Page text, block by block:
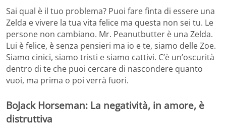
Sai qual è il tuo problema? Puoi fare finta di essere una
Zelda e vivere la tua vita felice ma questa non sei tu. Le
persone non cambiano. Mr. Peanutbutter è una Zelda.
Lui è felice, è senza pensieri ma io e te, siamo delle Zoe.
Siamo cinici, siamo tristi e siamo cattivi. C’è un’oscurità
dentro di te che puoi cercare di nascondere quanto
vuoi, ma prima o poi verrà fuori.
BoJack Horseman: La negatività, in amore, è
distruttiva